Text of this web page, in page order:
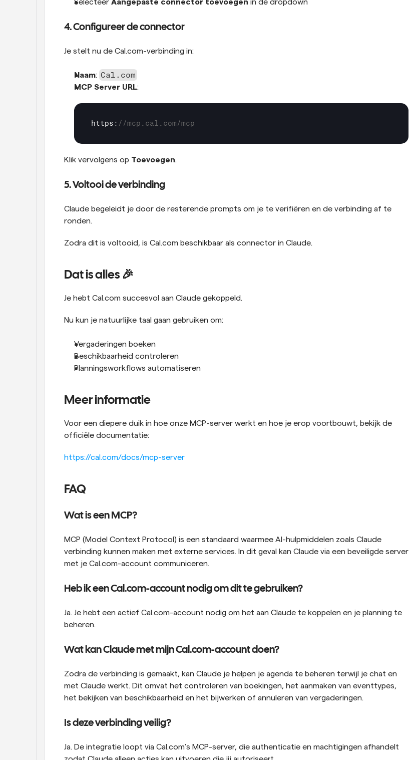
Selecteer Aangepaste connector toevoegen in de dropdown
4. Configureer de connector
Je stelt nu de Cal.com-verbinding in:
Naam: Cal.com
MCP Server URL:
https : //mcp.cal.com/mcp
Klik vervolgens op Toevoegen.
5. Voltooi de verbinding
Claude begeleidt je door de resterende prompts om je te verifiëren en de verbinding af te
ronden.
Zodra dit is voltooid, is Cal.com beschikbaar als connector in Claude.
Dat is alles 🎉
Je hebt Cal.com succesvol aan Claude gekoppeld.
Nu kun je natuurlijke taal gaan gebruiken om:
Vergaderingen boeken
Beschikbaarheid controleren
Planningsworkflows automatiseren
Meer informatie
Voor een diepere duik in hoe onze MCP-server werkt en hoe je erop voortbouwt, bekijk de
officiële documentatie:
https://cal.com/docs/mcp-server
FAQ
Wat is een MCP?
MCP (Model Context Protocol) is een standaard waarmee AI-hulpmiddelen zoals Claude
verbinding kunnen maken met externe services. In dit geval kan Claude via een beveiligde server
met je Cal.com-account communiceren.
Heb ik een Cal.com-account nodig om dit te gebruiken?
Ja. Je hebt een actief Cal.com-account nodig om het aan Claude te koppelen en je planning te
beheren.
Wat kan Claude met mijn Cal.com-account doen?
Zodra de verbinding is gemaakt, kan Claude je helpen je agenda te beheren terwijl je chat en
met Claude werkt. Dit omvat het controleren van boekingen, het aanmaken van eventtypes,
het bekijken van beschikbaarheid en het bijwerken of annuleren van vergaderingen.
Is deze verbinding veilig?
Ja. De integratie loopt via Cal.com’s MCP-server, die authenticatie en machtigingen afhandelt